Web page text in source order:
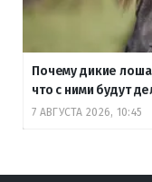
Почему дикие
что с ними будут
7 АВГУСТА 2026, 10:45